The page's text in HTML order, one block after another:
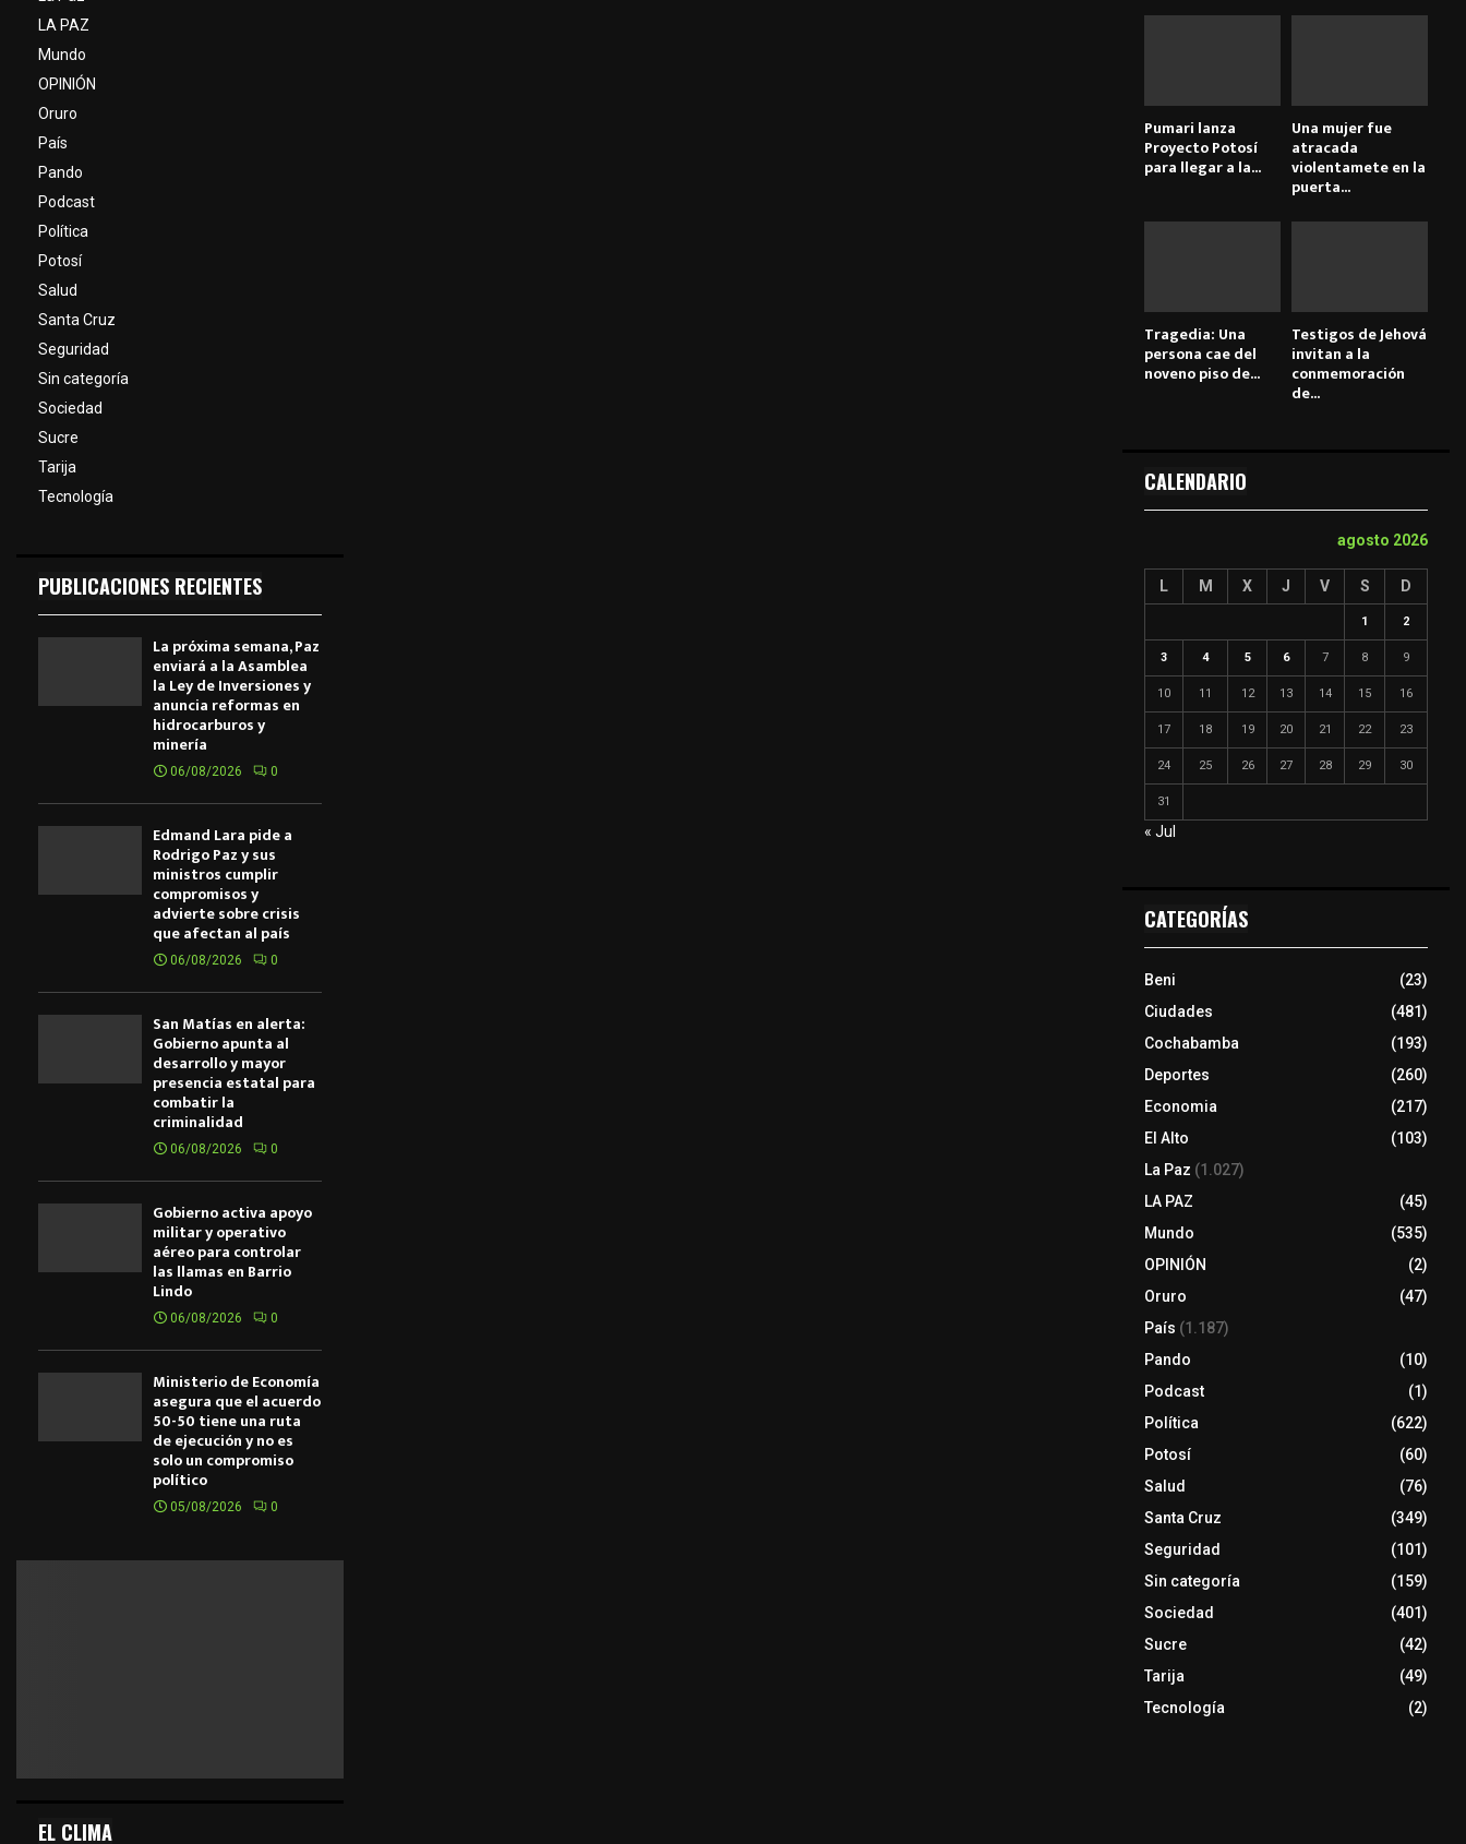
LA PAZ
Mundo
OPINIÓN
Oruro
País
Pando
Podcast
Política
Potosí
Salud
Santa Cruz
Seguridad
Sin categoría
Sociedad
Sucre
Tarija
Tecnología
PUBLICACIONES RECIENTES
La próxima semana, Paz
enviará a la Asamblea
la Ley de Inversiones y
anuncia reformas en
hidrocarburos y
minería
06/08/2026 0
Edmand Lara pide a
Rodrigo Paz y sus
ministros cumplir
compromisos y
advierte sobre crisis
que afectan al país
06/08/2026 0
San Matías en alerta:
Gobierno apunta al
desarrollo y mayor
presencia estatal para
combatir la
criminalidad
06/08/2026 0
Gobierno activa apoyo
militar y operativo
aéreo para controlar
las llamas en Barrio
Lindo
06/08/2026 0
Ministerio de Economía
asegura que el acuerdo
50-50 tiene una ruta
de ejecución y no es
solo un compromiso
político
05/08/2026 0
EL CLIMA
Pumari lanza
Proyecto Potosí
para llegar a la...
Una mujer fue
atracada
violentamete en la
puerta...
Tragedia: Una
persona cae del
noveno piso de...
Testigos de Jehová
invitan a la
conmemoración
de...
CALENDARIO
agosto 2026
L M X J V S D
1 2
3 4 5 6 7 8 9
10 11 12 13 14 15 16
17 18 19 20 21 22 23
24 25 26 27 28 29 30
31
« Jul
CATEGORÍAS
Beni
(23)
Ciudades
(481)
Cochabamba
(193)
Deportes
(260)
Economia
(217)
El Alto
(103)
La Paz (1.027)
LA PAZ
(45)
Mundo
(535)
OPINIÓN
(2)
Oruro
(47)
País (1.187)
Pando
(10)
Podcast
(1)
Política
(622)
Potosí
(60)
Salud
(76)
Santa Cruz
(349)
Seguridad
(101)
Sin categoría
(159)
Sociedad
(401)
Sucre
(42)
Tarija
(49)
Tecnología
(2)